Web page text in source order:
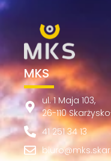
MKS
ul. 1 Maja 103,
26-110
41 251 34 13